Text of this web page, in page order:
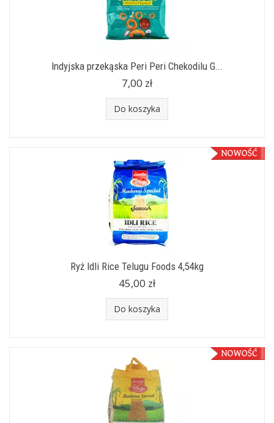
Indyjska przekąska Peri Peri Chekodilu G...
7,00 zł
Do koszyka
Ryż Idli Rice Telugu Foods 4,54kg
45,00 zł
Do koszyka